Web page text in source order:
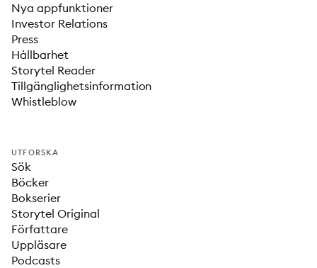
Nya appfunktioner
Investor Relations
Press
Hållbarhet
Storytel Reader
Tillgänglighetsinformation
Whistleblow
UTFORSKA
Sök
Böcker
Bokserier
Storytel Original
Författare
Uppläsare
Podcasts